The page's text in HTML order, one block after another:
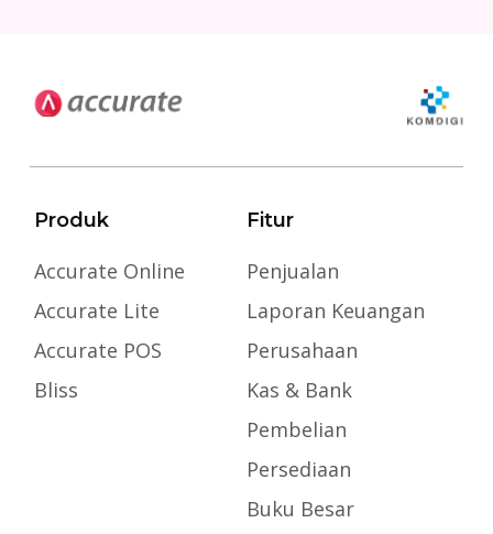
Produk
Accurate Online
Accurate Lite
Accurate POS
Bliss
Fitur
Penjualan
Laporan Keuangan
Perusahaan
Kas & Bank
Pembelian
Persediaan
Buku Besar